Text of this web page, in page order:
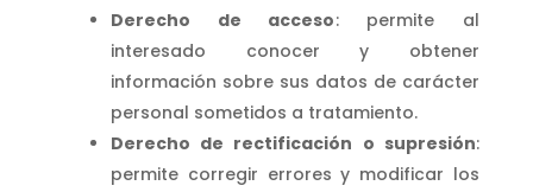
Derecho de acceso: permite al
interesado conocer y obtener
información sobre sus datos de carácter
personal sometidos a tratamiento.
Derecho de rectificación o supresión:
permite corregir errores y modificar los